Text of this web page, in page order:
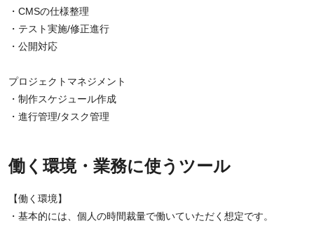
・CMSの仕様整理
・テスト実施/修正進行
・公開対応
プロジェクトマネジメント
・制作スケジュール作成
・進行管理/タスク管理
働く環境・業務に使うツール
【働く環境】
・基本的には、個人の時間裁量で働いていただく想定です。